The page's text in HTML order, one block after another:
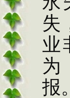
失
业
为
报